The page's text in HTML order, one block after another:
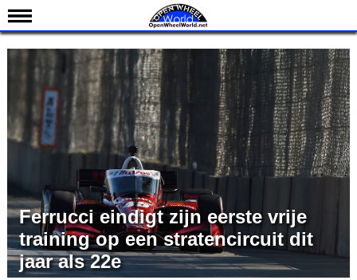
Nieuws
Kalender
Uitslagen
Standen
Coureurs
Teams
IndyCar 101
Indy 500
English
Ferrucci eindigt zijn eerste vrije
training op een stratencircuit dit
jaar als 22e